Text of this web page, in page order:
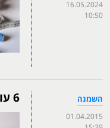
16.05.2024
10:50
השמנה
01.04.2015
6 עובדות על זריקות להרזיה